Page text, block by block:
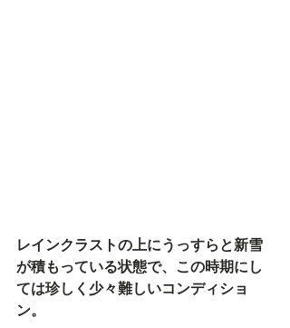
レインクラストの上にうっすらと新雪
が積もっている状態で、この時期にし
ては珍しく少々難しいコンディショ
ン。